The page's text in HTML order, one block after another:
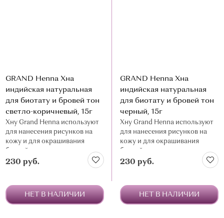
GRAND Henna Хна
индийская натуральная
для биотату и бровей тон
светло-коричневый, 15г
Хну Grand Henna используют
для нанесения рисунков на
кожу и для окрашивания
бровей
230 руб.
НЕТ В НАЛИЧИИ
GRAND Henna Хна
индийская натуральная
для биотату и бровей тон
черный, 15г
Хну Grand Henna используют
для нанесения рисунков на
кожу и для окрашивания
бровей
230 руб.
НЕТ В НАЛИЧИИ